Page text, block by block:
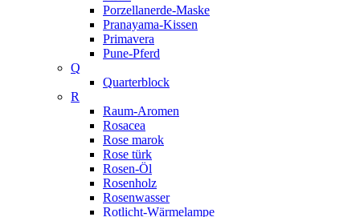
Porzellanerde-Maske
Pranayama-Kissen
Primavera
Pune-Pferd
Q
Quarterblock
R
Raum-Aromen
Rosacea
Rose marok
Rose türk
Rosen-Öl
Rosenholz
Rosenwasser
Rotlicht-Wärmelampe